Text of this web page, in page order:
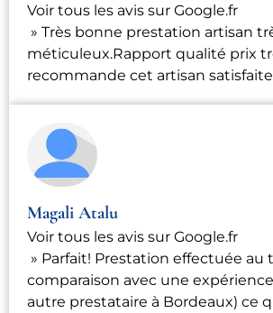
Voir tous les avis sur Google.fr
» Très bonne prestation artisan
méticuleux.Rapport qualité prix
recommande cet artisan satisfaite
Magali Atalu
Voir tous les avis sur Google.fr
» Parfait! Prestation effectuée au
comparaison avec une
autre prestataire à Bordeaux) ce